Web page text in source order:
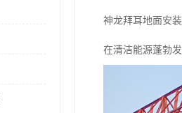
神龙拜耳地面安
在清洁能源蓬勃